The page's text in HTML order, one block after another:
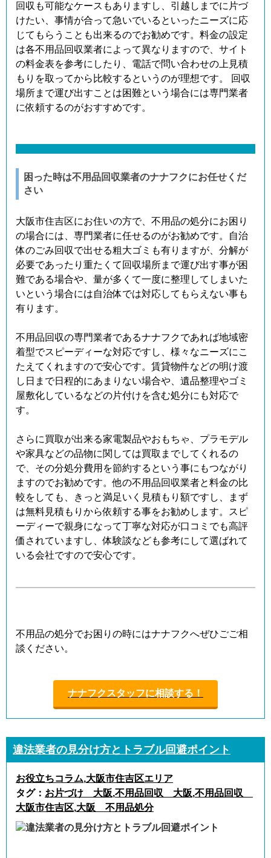
回収も可能なケースもありますし、引越しまでに片づ
けたい、事情が合って急いでいるといったニーズに応
じてもらうことも出来るのでお勧めです。料金の設定
は各不用品回収業者によって異なりますので、サイト
の料金表を参考にしたり、電話で問い合わせの上見積
もりを取ってから比較するというのが理想です。 回収
場所まで運び出すことは困難という場合には専門業者
に依頼するのがおすすめです。
困った時は不用品回収業者のナナフクにお任せくだ
さい
大阪市住吉区にお住いの方で、不用品の処分にお困り
の場合には、専門業者に任せるのがお勧めです。自治
体のごみ回収で出せる粗大ゴミも有りますが、分解が
必要であったり重たくて回収場所まで運び出す事が困
難である場合や、量が多くて一度に整理してしまいた
いという場合には自治体では対応してもらえない事も
有ります。
不用品回収の専門業者であるナナフクであれば地域密
着型でスピーディーな対応ですし、様々なニーズにこ
たえてくれますので安心です。賃貸物件などの明け渡
し日まで日程的にあまりない場合や、遺品整理やゴミ
屋敷化しているなどの片付けを含む処分にも対応で
す。
さらに買取が出来る家電製品やおもちゃ、プラモデル
や家具などの品物に関しては買取までしてくれるの
で、その分処分費用を節約するという事にもつながり
ますのでお勧めです。他の不用品回収業者と料金の比
較をしても、きっと満足いく見積もり額ですし、まず
は無料見積もりから依頼する事をお勧めします。スピ
ーディーで親身になって丁寧な対応が口コミでも高評
価されていますし、体験談なども参考にして選ばれて
いる会社ですので安心です。
不用品の処分でお困りの時にはナナフクへぜひごご相
談ください。
ナナフクスタッフに相談する！
違法業者の見分け方とトラブル回避ポイント
お役立ちコラム,大阪市住吉区エリア
タグ： お片づけ 大阪,不用品回収 大阪,不用品回収
大阪市住吉区,大阪 不用品処分